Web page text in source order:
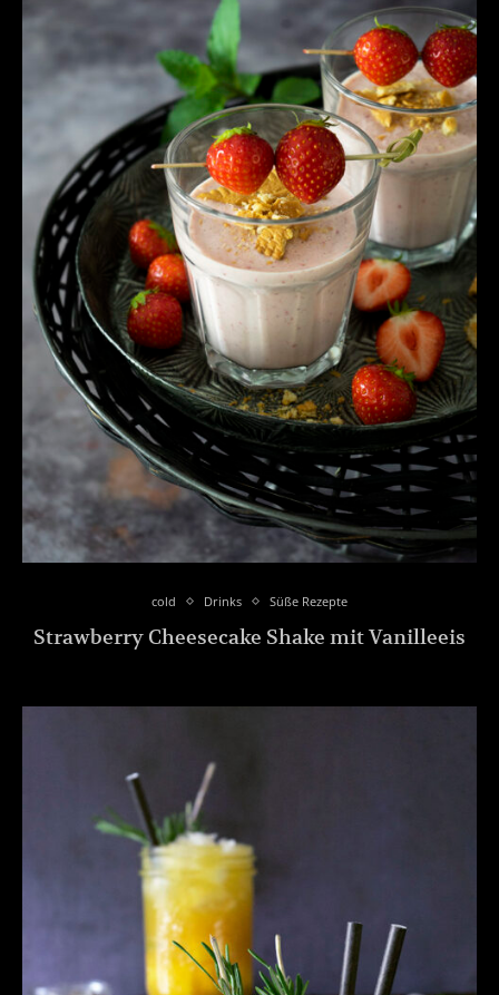
cold Drinks Süße Rezepte
Strawberry Cheesecake Shake mit Vanilleeis